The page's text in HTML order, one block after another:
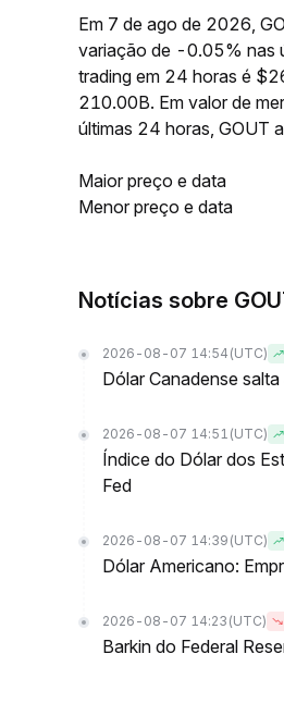
Em 7 de ago de 2026,
variação de -0.05% nas
trading em 24 horas é
210.00B. Em valor de
últimas 24 horas, GOUT
Maior preço e data
Menor preço e data
Notícias sobre
2026-08-07 14:54 (UTC)
Dólar Canadense
2026-08-07 14:51 (UTC)
Índice do Dólar dos
Fed
2026-08-07 14:39 (UTC)
Dólar Americano:
2026-08-07 14:23 (UTC)
Barkin do Federal